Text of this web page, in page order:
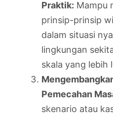
Praktik: Mampu
prinsip-prinsip
dalam situasi
lingkungan
skala yang lebih
Pemecahan
skenario atau